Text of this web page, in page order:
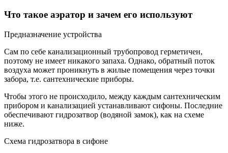
Что такое аэратор и зачем его используют
Предназначение устройства
Сам по себе канализационный трубопровод герметичен,
поэтому не имеет никакого запаха. Однако, обратный поток
воздуха может проникнуть в жилые помещения через точки
забора, т.е. сантехнические приборы.
Чтобы этого не происходило, между каждым сантехническим
прибором и канализацией устанавливают сифоны. Последние
обеспечивают гидрозатвор (водяной замок), как на схеме
ниже.
Схема гидрозатвора в сифоне